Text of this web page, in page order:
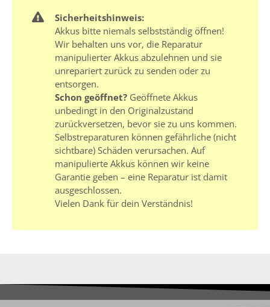
Sicherheitshinweis:
Akkus bitte niemals selbstständig öffnen!
Wir behalten uns vor, die Reparatur
manipulierter Akkus abzulehnen und sie
unrepariert zurück zu senden oder zu
entsorgen.
Schon geöffnet? Geöffnete Akkus
unbedingt in den Originalzustand
zurückversetzen, bevor sie zu uns kommen.
Selbstreparaturen können gefährliche (nicht
sichtbare) Schäden verursachen. Auf
manipulierte Akkus können wir keine
Garantie geben – eine Reparatur ist damit
ausgeschlossen.
Vielen Dank für dein Verständnis!